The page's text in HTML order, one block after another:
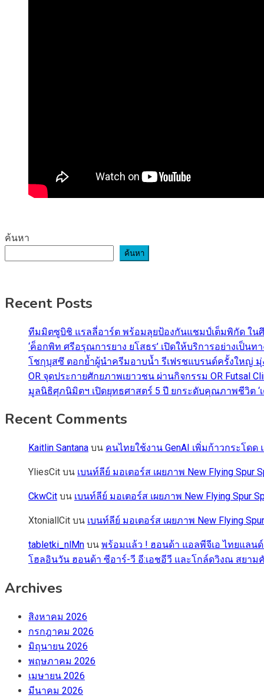
ค้นหา
ค้นหา
Recent Posts
ทีมมิตซูบิชิ แรลลี่อาร์ต พร้อมลุยป้องกันแชมป์เต็มพิกัด ใน
‘ค็อกพิท ศรีอรุณการยาง ยโสธร’ เปิดให้บริการอย่างเป็น
โชกุบุสซึ ตอกย้ำผู้นำครีมอาบน้ำ รีเฟรชแบรนด์ครั้งใหญ่ มุ่
OR จุดประกายศักยภาพเยาวชน ผ่านกิจกรรม OR Futsal
มูลนิธิศุภนิมิตฯ เปิดยุทธศาสตร์ 5 ปี ยกระดับคุณภาพชีวิต
Recent Comments
Kaitlin Santana บน คนไทยใช้งาน GenAI เพิ่มก้าวกระโด
YliesCit บน เบนท์ลีย์ มอเตอร์ส เผยภาพ New Flying
CkwCit บน เบนท์ลีย์ มอเตอร์ส เผยภาพ New Flying Spur
XtoniallCit บน เบนท์ลีย์ มอเตอร์ส เผยภาพ New Flying
tabletki_nlMn บน พร้อมแล้ว ! ฮอนด้า แอลพีจีเอ ไทยแลนด์
โฮลอินวัน ฮอนด้า ซีอาร์-วี อี:เอชอีวี และโกล์ดวิงณ สยา
Archives
สิงหาคม 2026
กรกฎาคม 2026
มิถุนายน 2026
พฤษภาคม 2026
เมษายน 2026
มีนาคม 2026